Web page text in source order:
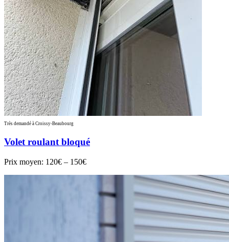
Très demandé à Croissy-Beaubourg
Volet roulant bloqué
Prix moyen: 120€ – 150€